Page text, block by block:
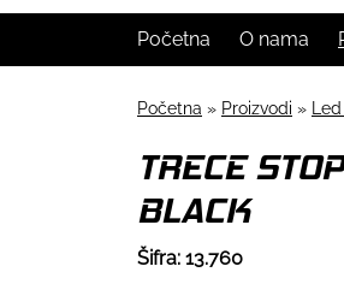
Početna O nama
Početna » Proizvodi »
TRECE
BLACK
Šifra: 13.760